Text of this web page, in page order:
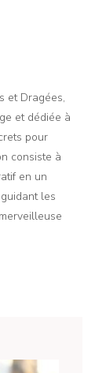
et Dragées,
et dédiée à
pour
consiste à
en un
les